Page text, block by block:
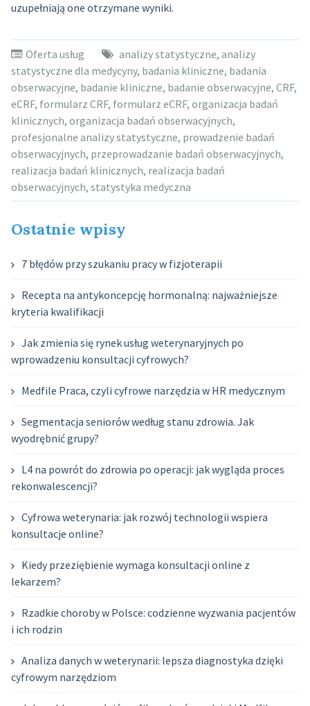
uzupełniają one otrzymane wyniki.
Oferta usług analizy statystyczne, analizy
statystyczne dla medycyny, badania kliniczne, badania
obserwacyjne, badanie kliniczne, badanie obserwacyjne, CRF,
eCRF, formularz CRF, formularz eCRF, organizacja badań
klinicznych, organizacja badań obserwacyjnych,
profesjonalne analizy statystyczne, prowadzenie badań
obserwacyjnych, przeprowadzanie badań obserwacyjnych,
realizacja badań klinicznych, realizacja badań
obserwacyjnych, statystyka medyczna
Ostatnie wpisy
7 błędów przy szukaniu pracy w fizjoterapii
Recepta na antykoncepcję hormonalną: najważniejsze
kryteria kwalifikacji
Jak zmienia się rynek usług weterynaryjnych po
wprowadzeniu konsultacji cyfrowych?
Medfile Praca, czyli cyfrowe narzędzia w HR medycznym
Segmentacja seniorów według stanu zdrowia. Jak
wyodrębnić grupy?
L4 na powrót do zdrowia po operacji: jak wygląda proces
rekonwalescencji?
Cyfrowa weterynaria: jak rozwój technologii wspiera
konsultacje online?
Kiedy przeziębienie wymaga konsultacji online z
lekarzem?
Rzadkie choroby w Polsce: codzienne wyzwania pacjentów
i ich rodzin
Analiza danych w weterynarii: lepsza diagnostyka dzięki
cyfrowym narzędziom